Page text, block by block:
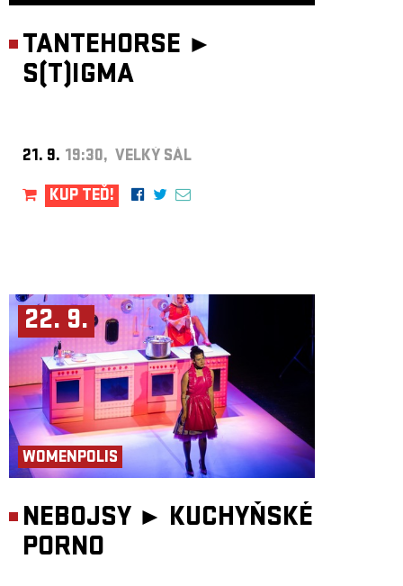
TANTEHORSE ►
S(T)IGMA
21. 9. 19:30, VELKÝ SÁL
KUP TEĎ!
22. 9.
WOMENPOLIS
NEBOJSY ► KUCHYŇSKÉ
PORNO